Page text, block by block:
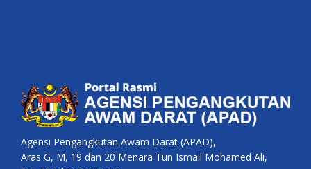
Agensi Pengangkutan Awam Darat (APAD),
Aras G, M, 19 dan 20 Menara Tun Ismail Mohamed Ali,